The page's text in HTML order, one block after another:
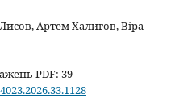
Артем Халигов, Віра
PDF: 39